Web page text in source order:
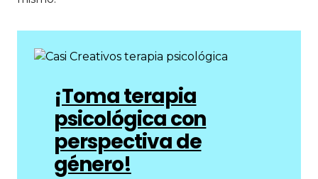
¡Toma terapia
psicológica con
perspectiva de
género!